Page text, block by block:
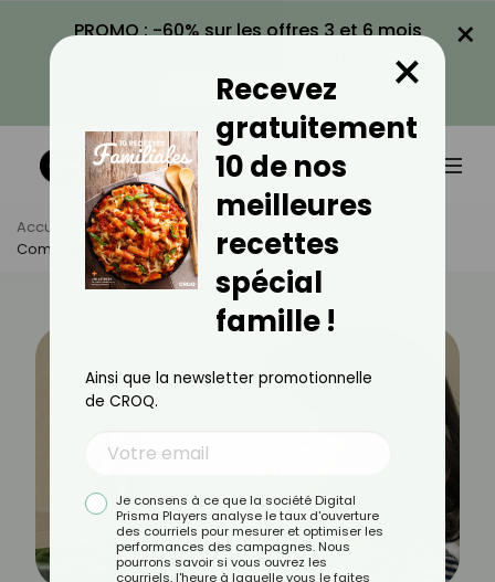
PROMO : -60% sur les offres 3 et 6 mois
VOIR LA PROMO
×
Accueil Actus
Alimentation
Comment Faire Aimer Les Haricots Verts Aux Enfants ?
Recevez
gratuitement
10 de nos
meilleures
recettes
spécial
famille !
×
Ainsi que la newsletter promotionnelle
de CROQ.
Je consens à ce que la société Digital
Prisma Players analyse le taux d'ouverture
des courriels pour mesurer et optimiser les
performances des campagnes. Nous
pourrons savoir si vous ouvrez les
courriels, l'heure à laquelle vous le faites